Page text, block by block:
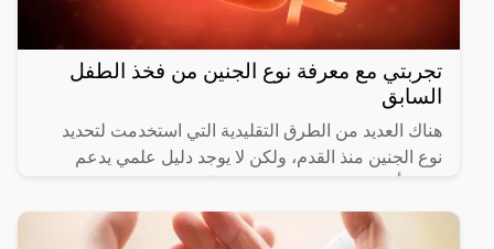
تجربتي مع معرفة نوع الجنين من فخذ الطفل
السابق
هناك العديد من الطرق التقليدية التي استخدمت لتحديد
نوع الجنين منذ القدم، ولكن لا يوجد دليل علمي يدعم
السابق،